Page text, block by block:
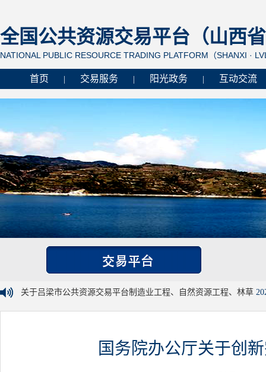
全国公共资源交易平台（山西
NATIONAL PUBLIC RESOURCE TRADING PLATFORM（SHANXI ·
首页 交易服务 阳光政务 互动交流
关于吕梁市公共资源交易平台制造业工程、自然资源工程、林草
国务院办公厅关于创